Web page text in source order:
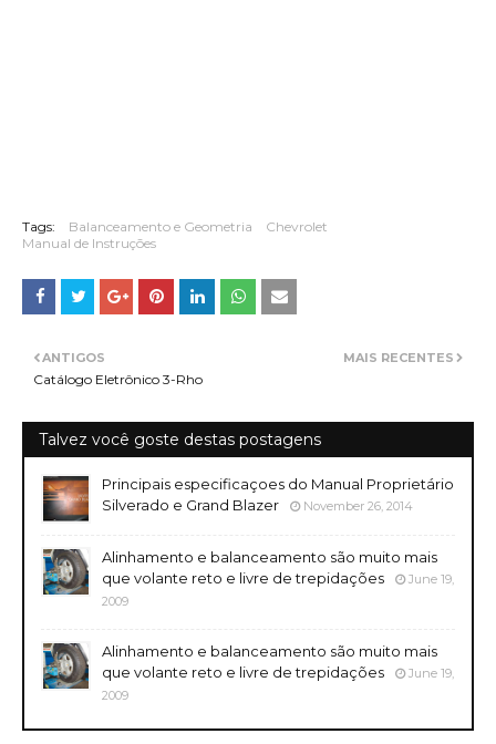
Tags: Balanceamento e Geometria
Chevrolet
Manual de Instruções
MAIS RECENTES
ANTIGOS
Catálogo Eletrônico 3-Rho
Talvez você goste destas postagens
Principais especificaçoes do Manual Proprietário
Silverado e Grand Blazer
November 26, 2014
Alinhamento e balanceamento são muito mais
que volante reto e livre de trepidações
June 19,
2009
Alinhamento e balanceamento são muito mais
que volante reto e livre de trepidações
June 19,
2009